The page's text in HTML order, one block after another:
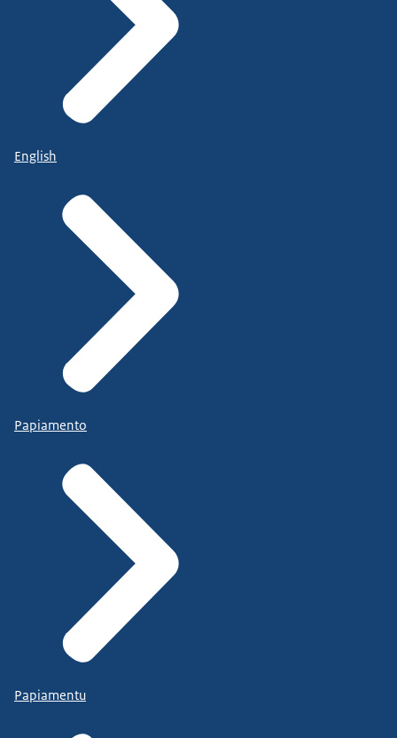
English
Papiamento
Papiamentu